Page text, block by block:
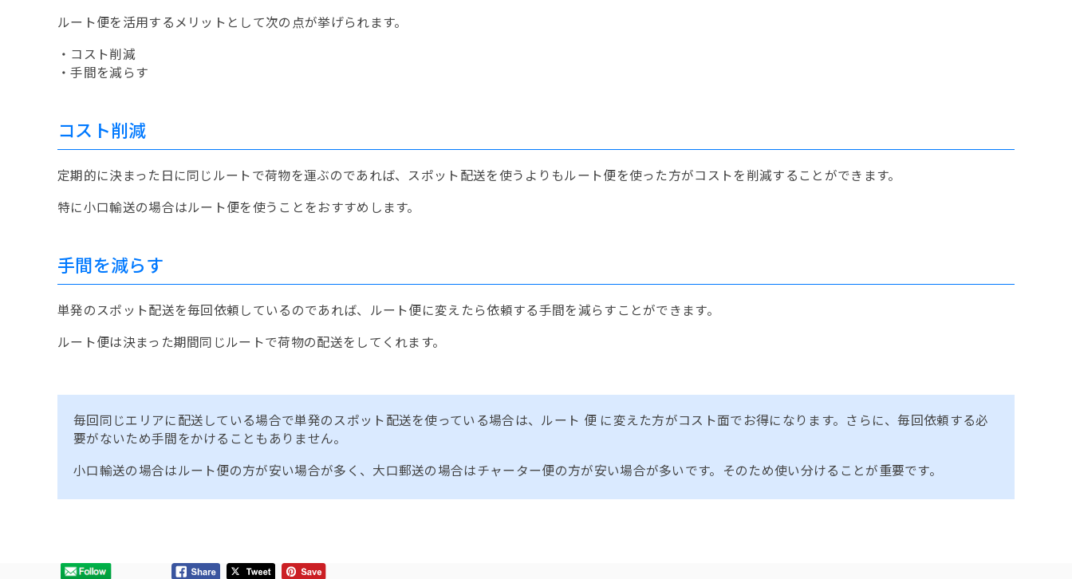
ルート便を活用するメリットとして次の点が挙げられます。
・コスト削減
・手間を減らす
コスト削減
定期的に決まった日に同じルートで荷物を運ぶのであれば、スポット配送を使うよりもルート便を使った方がコストを削減することができます。
特に小口輸送の場合はルート便を使うことをおすすめします。
手間を減らす
単発のスポット配送を毎回依頼しているのであれば、ルート便に変えたら依頼する手間を減らすことができます。
ルート便は決まった期間同じルートで荷物の配送をしてくれます。
毎回同じエリアに配送している場合で単発のスポット配送を使っている場合は、ルート 便 に変えた方がコスト面でお得になります。さらに、毎回依頼する必
要がないため手間をかけることもありません。
小口輸送の場合はルート便の方が安い場合が多く、大口郵送の場合はチャーター便の方が安い場合が多いです。そのため使い分けることが重要です。